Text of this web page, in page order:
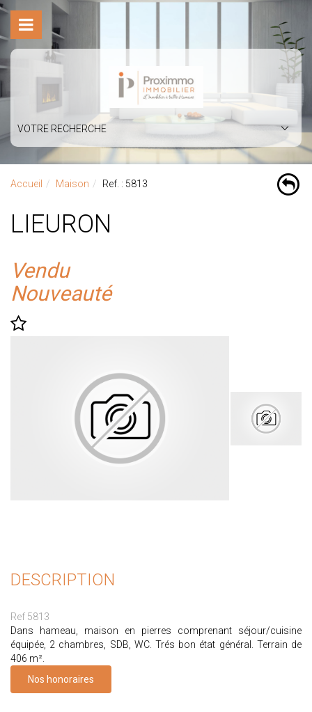
VOTRE RECHERCHE
Accueil Maison Ref. : 5813
LIEURON
Vendu
Nouveauté
DESCRIPTION
Ref 5813
Dans hameau, maison en pierres comprenant séjour/cuisine
équipée, 2 chambres, SDB, WC. Trés bon état général. Terrain de
406 m².
Nos honoraires